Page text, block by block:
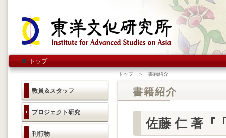
トップ
教員＆スタッフ
プロジェクト研究
刊行物
トップ ＞ 書籍紹介
書籍紹介
佐藤 仁 著『